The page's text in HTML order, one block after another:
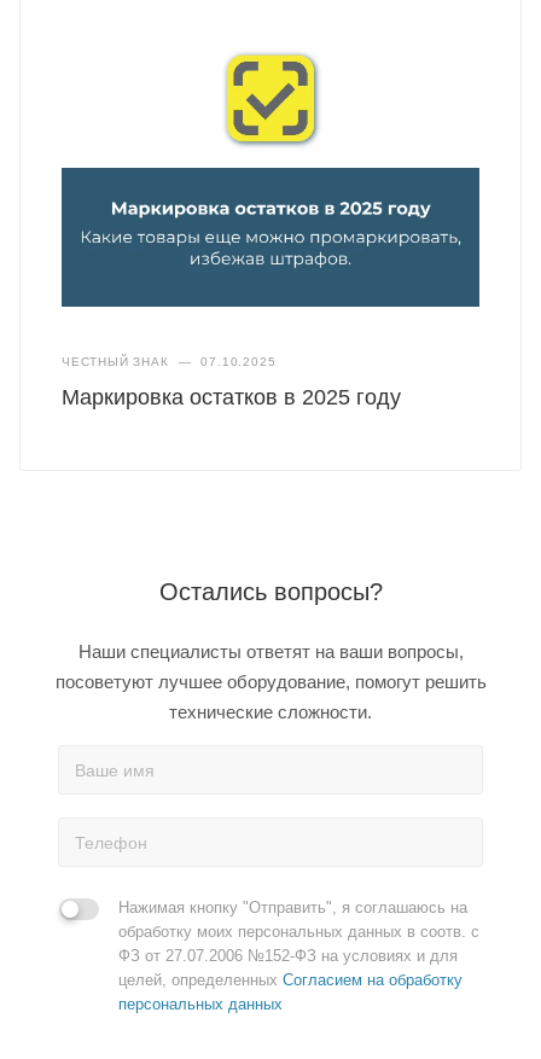
ЧЕСТНЫЙ ЗНАК — 07.10.2025
Маркировка остатков в 2025 году
Остались вопросы?
Наши специалисты ответят на ваши вопросы,
посоветуют лучшее оборудование, помогут решить
технические сложности.
Нажимая кнопку "Отправить", я соглашаюсь на
обработку моих персональных данных в соотв. с
ФЗ от 27.07.2006 №152-ФЗ на условиях и для
целей, определенных Согласием на обработку
персональных данных